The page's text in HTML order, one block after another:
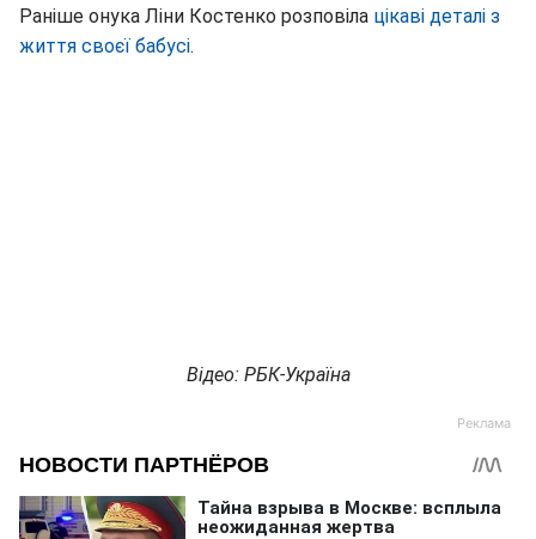
Раніше онука Ліни Костенко розповіла цікаві деталі з
життя своєї бабусі.
Відео: РБК-Україна